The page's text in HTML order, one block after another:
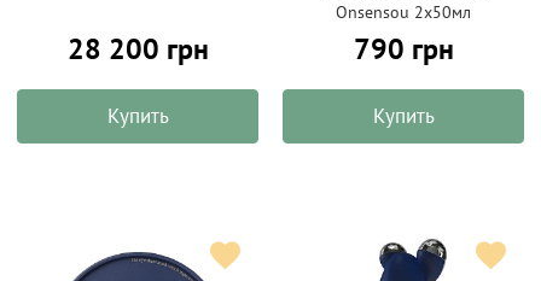
28 200 грн
Купить
Onsensou 2х50мл
790 грн
Купить